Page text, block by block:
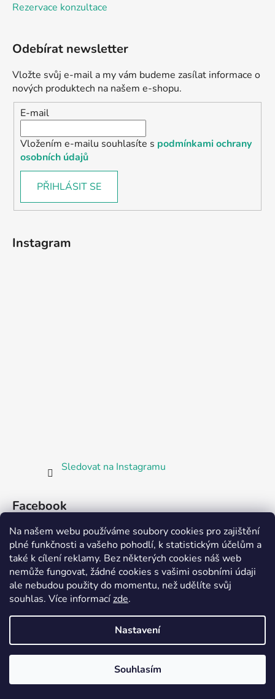
Na našem webu používáme soubory cookies pro zajištění
plné funkčnosti a vašeho pohodlí, k statistickým účelům a
také k cílení reklamy. Bez některých cookies náš web
nemůže fungovat, žádné cookies s vašimi osobními údaji
ale nebudou použity do momentu, než udělíte svůj
souhlas. Více informacízde.
Nastavení
Souhlasím
Rezervace konzultace
Odebírat newsletter
Vložte svůj e-mail a my vám budeme zasílat informace o
nových produktech na našem e-shopu.
E-mail
Vložením e-mailu souhlasíte s podmínkami ochrany
osobních údajů
PŘIHLÁSIT SE
Instagram
Sledovat na Instagramu
Facebook
Partnerská prodejna Barefoot Plzeň
Vytvořil Shoptet
Bosorka Plzeň
vyhrazena.